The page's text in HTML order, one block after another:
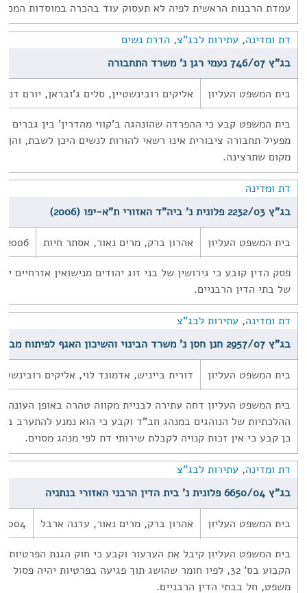
עמדת הרבנות הראשית לפיה לא תעסוק עוד בהכרה במוסדות
דת ומדינה,עתירות לבג"צ, הדרת נשים
בג"ץ 746/07 נעמי רגן נ' משרד התחבורה
בית המשפט העליון
אליקים רובינשטיין, סלים ג'ובראן, יורם
בית המשפט קבע כי ההפרדה שהונהגה ב'קווי מהדרין' בין גברים
מפעיל תחבורה ציבורית אינו רשאי להורות לנשים היכן לשבת,
מקום שתרצינה.
דת ומדינה
בג"ץ 2232/03 פלונית נ' ביה"ד האזורי ת"א-יפו (2006)
בית המשפט העליון אהרון ברק, מרים נאור, אסתר חיות
2006
פסק הדין קובע כי גירושין של בני זוג יהודים מנישואין אזרחיים
של בתי הדין הרבניים.
דת ומדינה,עתירות לבג"צ
בג"ץ 2957/07 חנן חסן נ' משרד הבינוי והשיכון האגף לפיתוח מבני דת (2006)
בית המשפט העליון
דורית בייניש, אדמונד לוי, אליקים
בית המשפט העליון דחה עתירה לבניית מקווה טהרה באופן העונה
ההלכתיות של הנוהגים במנהג חב"ד וקבע כי הוא נמנע להתערב
כן קבע כי אין זכות קנויה לקבלת שירותי דת לפי מנהג מסוים.
דת ומדינה,עתירות לבג"צ
בג"ץ 6650/04 פלונית נ' בית הדין הרבני האזורי בנתניה
בית המשפט העליון אהרון ברק, מרים נאור, עדנה ארבל
בית המשפט העליון קיבל את הערעור וקבע כי חוק הגנת הפרטיות,
הקבוע בס' 32, לפיו חומר שהושג תוך פגיעה בפרטיות יהיה
משפט, חל בבתי הדין הרבניים.